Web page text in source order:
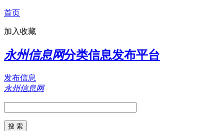
首页
加入收藏
永州信息网分类信息发布平台
发布信息
永州信息网